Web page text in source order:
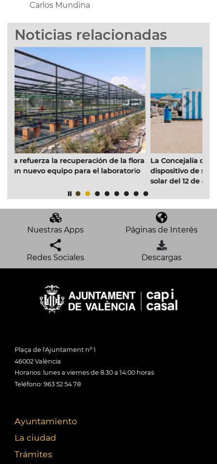
Carlos Mundina
Noticias relacionadas
de la flora
el laboratorio
La Concejalía de Playas amplía hasta las
dispositivo de salvamento y socorrismo
Nuestras Apps Páginas de Interés
Redes Sociales Descargas
Plaça de l'Ajuntament nº 1
46002 València
Horarios: lunes a viernes de 8:30 a 14:00 horas
Teléfono: 963 52 54 78
Ayuntamiento
La ciudad
Trámites